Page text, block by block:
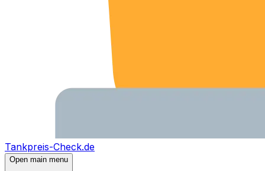
Tankpreis-Check.de
Open main menu